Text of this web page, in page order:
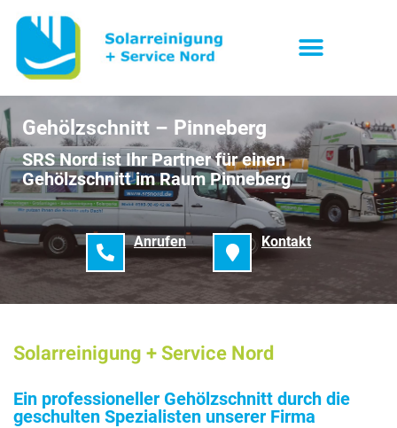
Gehölzschnitt – Pinneberg
SRS Nord ist Ihr Partner für einen
Gehölzschnitt im Raum Pinneberg
Anrufen Kontakt
Solarreinigung + Service Nord
Ein professioneller Gehölzschnitt durch die
geschulten Spezialisten unserer Firma